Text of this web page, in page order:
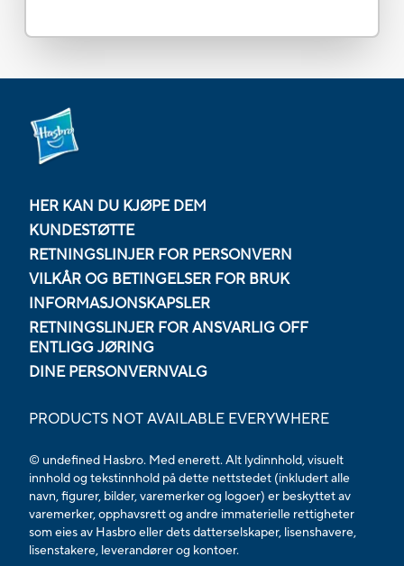
HER KAN DU KJØPE DEM
KUNDESTØTTE
RETNINGSLINJER FOR PERSONVERN
VILKÅR OG BETINGELSER FOR BRUK
INFORMASJONSKAPSLER
RETNINGSLINJER FOR ANSVARLIG OFF
ENTLIGG JØRING
DINE PERSONVERNVALG
PRODUCTS NOT AVAILABLE EVERYWHERE
© undefined Hasbro. Med enerett. Alt lydinnhold, visuelt
innhold og tekstinnhold på dette nettstedet (inkludert alle
navn, figurer, bilder, varemerker og logoer) er beskyttet av
varemerker, opphavsrett og andre immaterielle rettigheter
som eies av Hasbro eller dets datterselskaper, lisenshavere,
lisenstakere, leverandører og kontoer.